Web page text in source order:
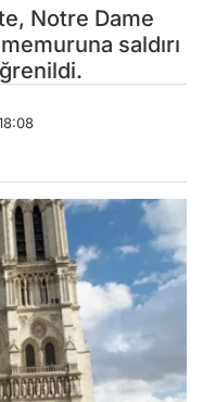
Notre Dame
saldırı